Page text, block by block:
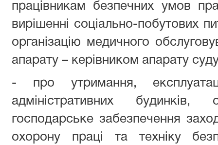
працівникам безпечних умов
вирішенні соціально-побутових
організацію медичного
апарату – керівником апарату
- про утримання,
адміністративних будинків,
господарське забезпечення
охорону праці та техніку